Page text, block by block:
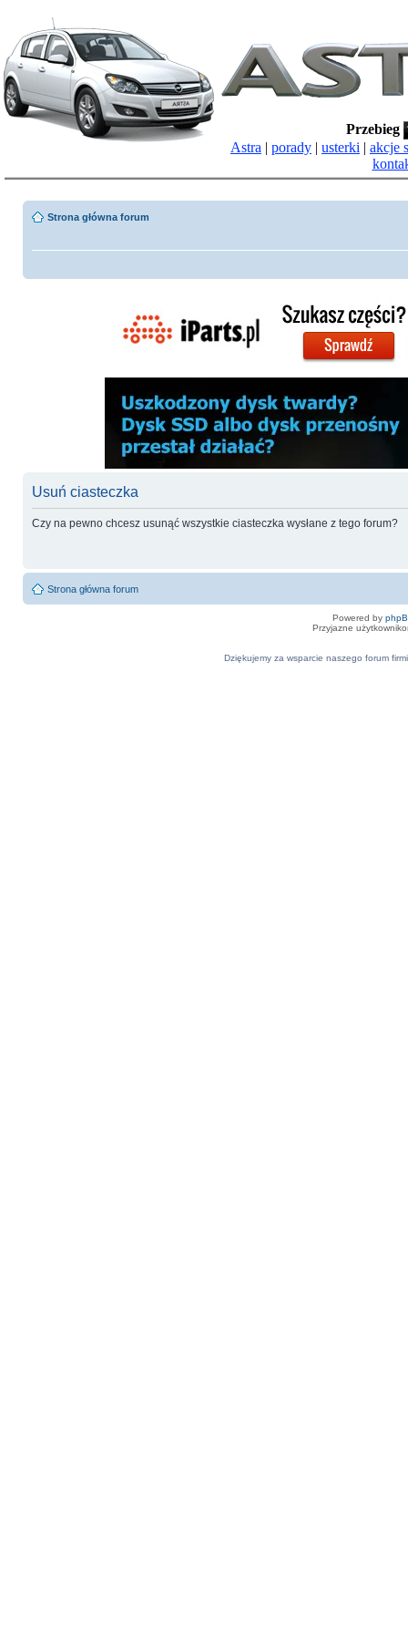
Przebieg
Astra | porady | usterki | akcje
Strona główna forum
Usuń ciasteczka
Czy na pewno chcesz usunąć wszystkie ciasteczka wysłane z tego forum?
Strona główna forum
Powered by
Przyjazne
Dziękujemy za wsparcie naszego forum